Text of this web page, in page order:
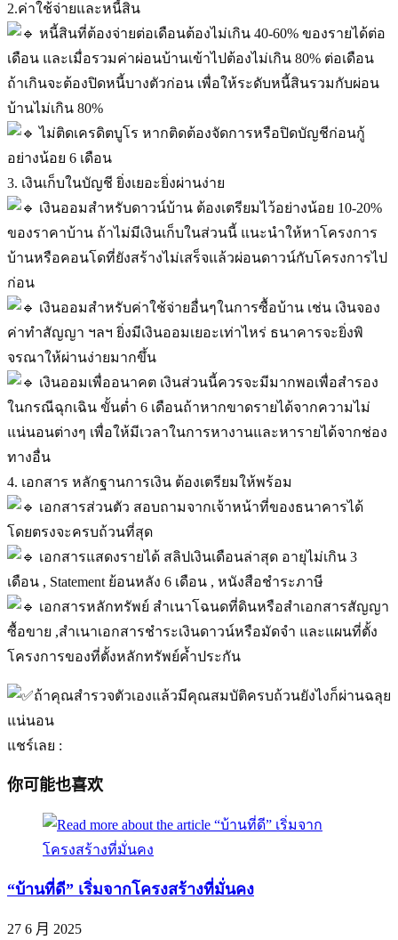
2.ค่าใช้จ่ายและหนี้สิน
หนี้สินที่ต้องจ่ายต่อเดือนต้องไม่เกิน 40-60% ของรายได้ต่อ
เดือน และเมื่อรวมค่าผ่อนบ้านเข้าไปต้องไม่เกิน 80% ต่อเดือน
ถ้าเกินจะต้องปิดหนี้บางตัวก่อน เพื่อให้ระดับหนี้สินรวมกับผ่อน
บ้านไม่เกิน 80%
ไม่ติดเครดิตบูโร หากติดต้องจัดการหรือปิดบัญชีก่อนกู้
อย่างน้อย 6 เดือน
3. เงินเก็บในบัญชี ยิ่งเยอะยิ่งผ่านง่าย
เงินออมสำหรับดาวน์บ้าน ต้องเตรียมไว้อย่างน้อย 10-20%
ของราคาบ้าน ถ้าไม่มีเงินเก็บในส่วนนี้ แนะนำให้หาโครงการ
บ้านหรือคอนโดที่ยังสร้างไม่เสร็จแล้วผ่อนดาวน์กับโครงการไป
ก่อน
เงินออมสำหรับค่าใช้จ่ายอื่นๆในการซื้อบ้าน เช่น เงินจอง
ค่าทำสัญญา ฯลฯ ยิ่งมีเงินออมเยอะเท่าไหร่ ธนาคารจะยิ่งพิ
จรณาให้ผ่านง่ายมากขึ้น
เงินออมเพื่ออนาคต เงินส่วนนี้ควรจะมีมากพอเพื่อสำรอง
ในกรณีฉุกเฉิน ขั้นต่ำ 6 เดือนถ้าหากขาดรายได้จากความไม่
แน่นอนต่างๆ เพื่อให้มีเวลาในการหางานและหารายได้จากช่อง
ทางอื่น
4. เอกสาร หลักฐานการเงิน ต้องเตรียมให้พร้อม
เอกสารส่วนตัว สอบถามจากเจ้าหน้าที่ของธนาคารได้
โดยตรงจะครบถ้วนที่สุด
เอกสารแสดงรายได้ สลิปเงินเดือนล่าสุด อายุไม่เกิน 3
เดือน , Statement ย้อนหลัง 6 เดือน , หนังสือชำระภาษี
เอกสารหลักทรัพย์ สำเนาโฉนดที่ดินหรือสำเอกสารสัญญา
ซื้อขาย ,สำเนาเอกสารชำระเงินดาวน์หรือมัดจำ และแผนที่ตั้ง
โครงการของที่ตั้งหลักทรัพย์ค้ำประกัน
ถ้าคุณสำรวจตัวเองแล้วมีคุณสมบัติครบถ้วนยังไงก็ผ่านฉลุย
แน่นอน
แชร์เลย :
你可能也喜欢
“บ้านที่ดี” เริ่มจากโครงสร้างที่มั่นคง
27 6 月 2025